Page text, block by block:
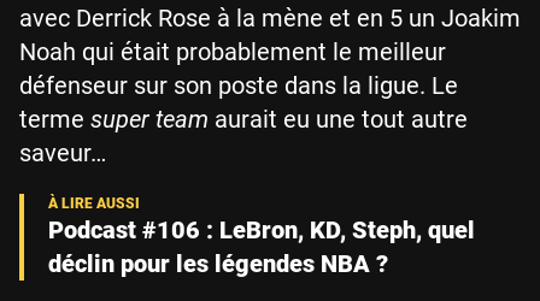
avec Derrick Rose à la mène et en 5 un Joakim
Noah qui était probablement le meilleur
défenseur sur son poste dans la ligue. Le
terme super team aurait eu une tout autre
saveur…
Podcast #106 : LeBron, KD, Steph, quel
déclin pour les légendes NBA ?